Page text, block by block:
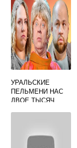
УРАЛЬСКИЕ
ПЕЛЬМЕНИ НАС
ДВОЕ ТЫСЯЧ